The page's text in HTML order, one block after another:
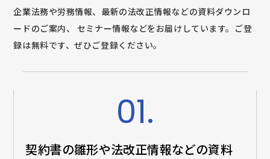
企業法務や労務情報、最新の法改正情報などの資料ダウンロ
ードのご案内、
セミナー情報などをお届けしています。ご登
録は無料です、ぜひご登録ください。
01.
契約書の雛形や法改正情報などの資料